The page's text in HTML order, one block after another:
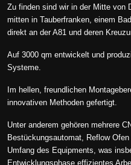
Zu finden sind wir in der Mitte von
mitten in Tauberfranken, einem
direkt an der A81 und deren
Auf 3000 qm entwickelt und
Systeme.
Im hellen, freundlichen
innovativen Methoden gefertigt.
Unter anderem gehören mehrere
Bestückungsautomat, Reflow
Umfang des Equipments, was
Entwicklungsphase effizientes